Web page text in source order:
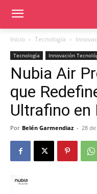
Inicio Tecnología
Tecnología Innovación
Nubia Air
que
Ultrafino en
Por Belén Garmendiaz - 28